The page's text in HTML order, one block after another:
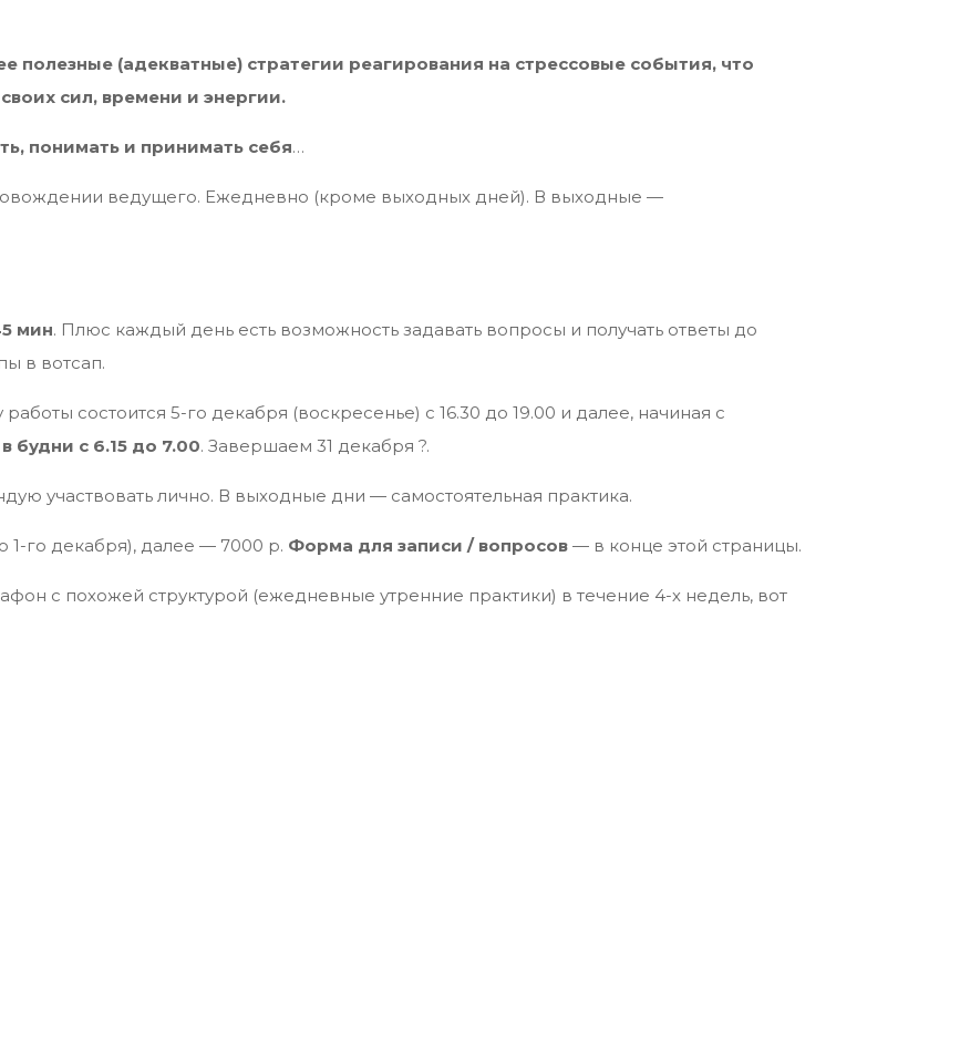
полезные (адекватные) стратегии реагирования на стрессовые события, что
сил, времени и энергии.
понимать и принимать себя…
ведущего. Ежедневно (кроме выходных дней). В выходные —
мин. Плюс каждый день есть возможность задавать вопросы и получать ответы до
в вотсап.
состоится 5-го декабря (воскресенье) с 16.30 до 19.00 и далее, начиная с
будни с 6.15 до 7.00. Завершаем 31 декабря ?.
участвовать лично. В выходные дни — самостоятельная практика.
1-го декабря), далее — 7000 р. Форма для записи / вопросов — в конце этой страницы.
с похожей структурой (ежедневные утренние практики) в течение 4-х недель, вот